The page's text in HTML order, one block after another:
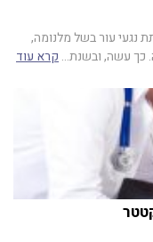
2004 ניתוח לכריתת נגעי עור בשל מלנומה,
כך עשה, ובשנת…קרא עוד